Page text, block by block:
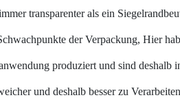
transparenter als ein
der Verpackung, Hier
produziert und sind deshalb
und deshalb besser zu